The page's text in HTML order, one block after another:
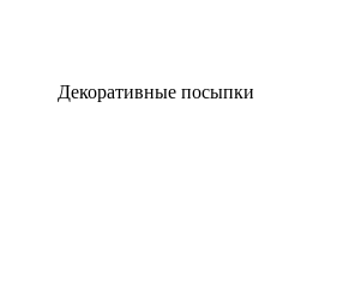
Декоративные посыпки